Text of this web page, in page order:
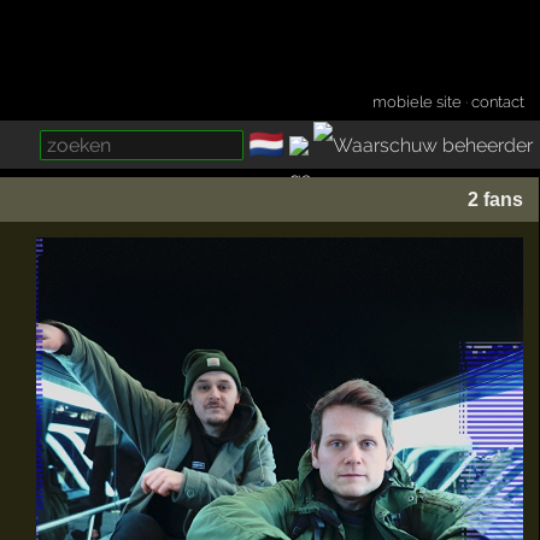
mobiele site ·contact
🇳🇱
2 fans